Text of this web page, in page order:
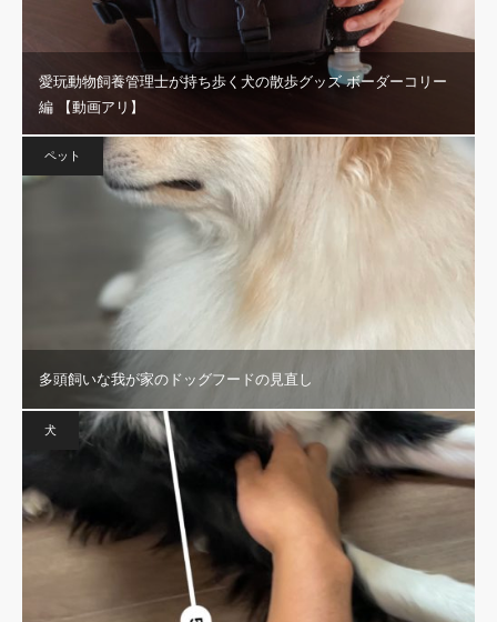
愛玩動物飼養管理士が持ち歩く犬の散歩グッズ ボーダーコリー
編 【動画アリ】
ペット
多頭飼いな我が家のドッグフードの見直し
犬